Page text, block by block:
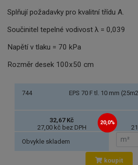
Splňují požadavky pro kvalitní třídu A.
Součinitel tepelné vodivost λ = 0,039
Napětí v tlaku = 70 kPa
Rozměr desek 100x50 cm
744 EPS 70 F tl. 10 mm
32,67 Kč 20,0%
27,00 kč bez DPH
Obvykle skladem
koupit